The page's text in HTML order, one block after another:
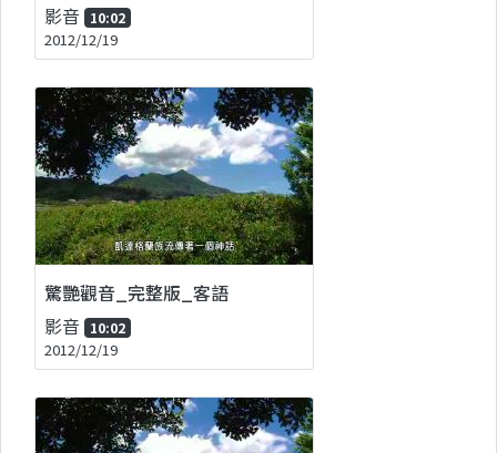
影音 10:02
2012/12/19
驚艷觀音_完整版_客語
影音 10:02
2012/12/19